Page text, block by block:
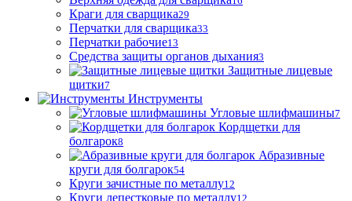
Краги для сварщика29
Перчатки для сварщика33
Перчатки рабочие13
Средства защиты органов дыхания3
Защитные лицевые
щитки7
Инструменты
Угловые шлифмашины7
Кордщетки для
болгарок8
Абразивные
круги для болгарок54
Круги зачистные по металлу12
Круги лепестковые по металлу12